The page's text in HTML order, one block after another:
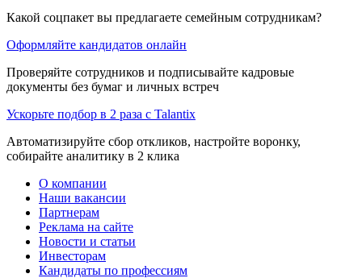
Какой соцпакет вы предлагаете семейным сотрудникам?
Оформляйте кандидатов онлайн
Проверяйте сотрудников и подписывайте кадровые
документы без бумаг и личных встреч
Ускорьте подбор в 2 раза с Talantix
Автоматизируйте сбор откликов, настройте воронку,
собирайте аналитику в 2 клика
О компании
Наши вакансии
Партнерам
Реклама на сайте
Новости и статьи
Инвесторам
Кандидаты по профессиям